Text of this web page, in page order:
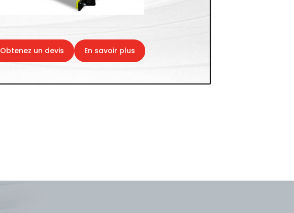
Obtenez un devis En savoir plus